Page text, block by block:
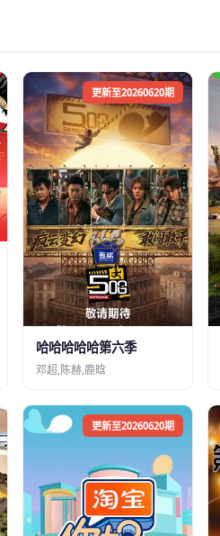
更新至20260620期
哈哈哈哈哈第六季
邓超,陈赫,鹿晗
更新至20260620期